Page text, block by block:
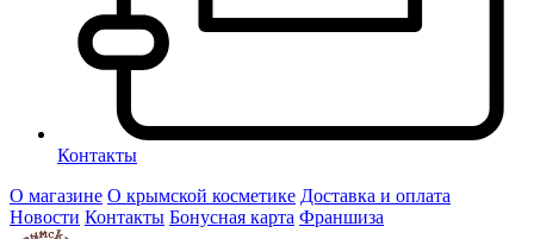
Контакты
О магазине О крымской косметике Доставка и оплата
Новости Контакты Бонусная карта Франшиза